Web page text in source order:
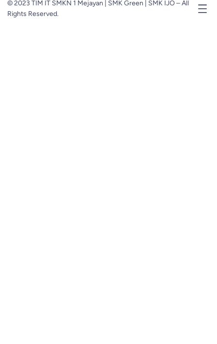
© 2023 TIM IT SMKN 1 Mejayan | SMK Green | SMK IJO – All
Rights Reserved.